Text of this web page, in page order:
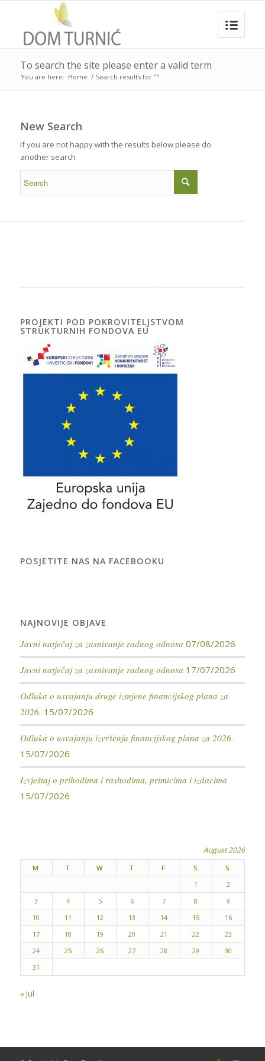
To search the site please enter a valid term
You are here: Home / Search results for ""
New Search
If you are not happy with the results below please do
another search
PROJEKTI POD POKROVITELJSTVOM
STRUKTURNIH FONDOVA EU
POSJETITE NAS NA FACEBOOKU
NAJNOVIJE OBJAVE
Javni natječaj za zasnivanje radnog odnosa 07/08/2026
Javni natječaj za zasnivanje radnog odnosa 17/07/2026
Odluka o usvajanju druge izmjene financijskog plana za
2026. 15/07/2026
Odluka o usvajanju izvršenju financijskog plana za 2026.
15/07/2026
Izvještaj o prihodima i rashodima, primicima i izdacima
15/07/2026
August 2026
M T W T F S
S
1
2
3
4 5 6 7 8
9
10
11 12 13 14 15
16
17
18 19 20 21 22
23
24
25 26 27 28 29
30
31
« Jul